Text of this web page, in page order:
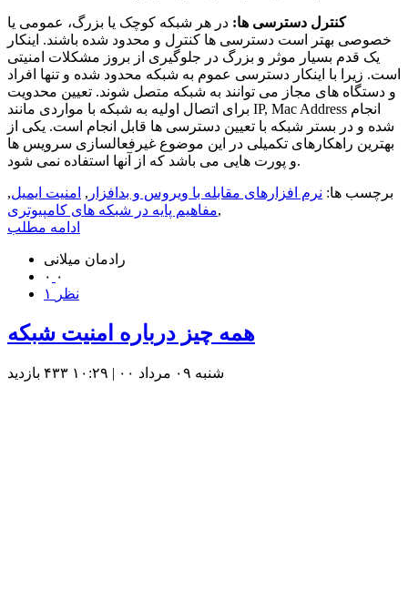
کنترل دسترسی ها: در هر شبکه کوچک یا بزرگ، عمومی یا
خصوصی بهتر است دسترسی ها کنترل و محدود شده باشند. اینکار
یک قدم بسیار موثر و بزرگ در جلوگیری از بروز مشکلات امنیتی
است. زیرا با اینکار دسترسی عموم به شبکه محدود شده و تنها افراد
و دستگاه های مجاز می توانند به شبکه متصل شوند. تعیین محدویت
برای اتصال اولیه به شبکه با مواردی مانند IP, Mac Address انجام
شده و در بستر شبکه با تعیین دسترسی ها قابل انجام است. یکی از
بهترین راهکارهای تکمیلی در این موضوع غیرفعالسازی سرویس ها
و پورت هایی می باشد که از آنها استفاده نمی شود.
برچسب ها: نرم افزارهای مقابله با ویروس و بدافزار , امنیت ایمیل,
مفاهیم پایه در شبکه های کامپیوتری,
ادامه مطلب
رادمان میلانی
۰ ۰
۱ نظر
همه چیز درباره امنیت شبکه
شنبه ۰۹ مرداد ۰۰ | ۱۰:۲۹ ۴۳۳ بازديد